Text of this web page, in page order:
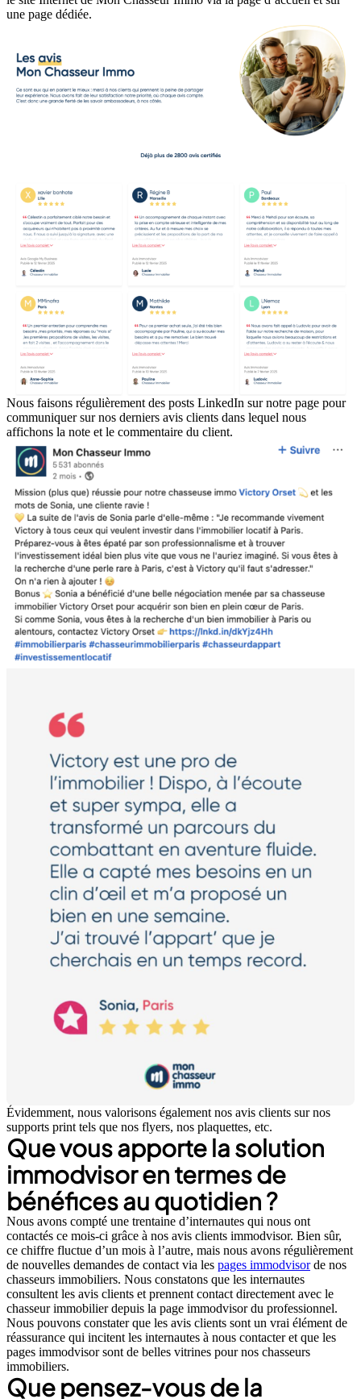
une page dédiée.
Nous faisons régulièrement des posts LinkedIn sur notre page pour
communiquer sur nos derniers avis clients dans lequel nous
affichons la note et le commentaire du client.
Évidemment, nous valorisons également nos avis clients sur nos
supports print tels que nos flyers, nos plaquettes, etc.
Que vous apporte la solution
immodvisor en termes de
bénéfices au quotidien ?
Nous avons compté une trentaine d’internautes qui nous ont
contactés ce mois-ci grâce à nos avis clients immodvisor. Bien sûr,
ce chiffre fluctue d’un mois à l’autre, mais nous avons régulièrement
de nouvelles demandes de contact via les pages immodvisorde nos
chasseurs immobiliers. Nous constatons que les internautes
consultent les avis clients et prennent contact directement avec le
chasseur immobilier depuis la page immodvisor du professionnel.
Nous pouvons constater que les avis clients sont un vrai élément de
réassurance qui incitent les internautes à nous contacter et que les
pages immodvisor sont de belles vitrines pour nos chasseurs
immobiliers.
Que pensez-vous de la